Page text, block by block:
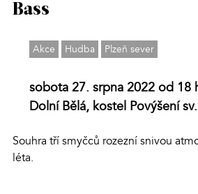
Bass
Akce Hudba Plzeň sever
sobota 27. srpna 2022 od 18
Dolní Bělá, kostel Povýšení
Souhra tří smyčců rozezní snivou
léta.